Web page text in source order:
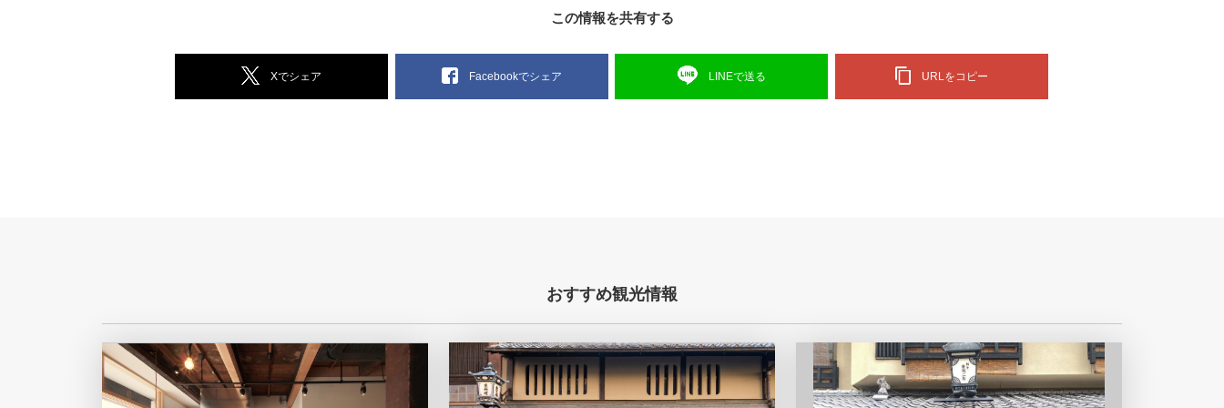
この情報を共有する
Xでシェア Facebookでシェア LINEで送る URLをコピー
おすすめ観光情報